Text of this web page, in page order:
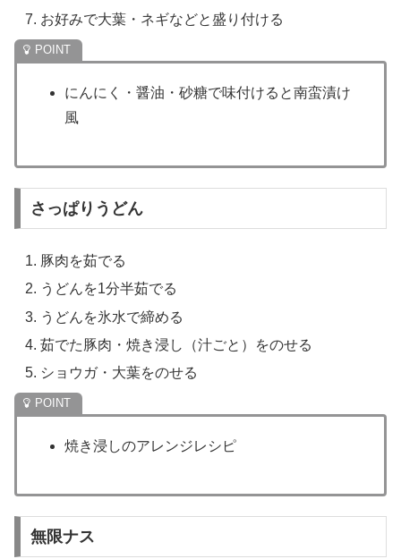
お好みで大葉・ネギなどと盛り付ける
にんにく・醤油・砂糖で味付けると南蛮漬け
風
さっぱりうどん
豚肉を茹でる
うどんを1分半茹でる
うどんを氷水で締める
茹でた豚肉・焼き浸し（汁ごと）をのせる
ショウガ・大葉をのせる
焼き浸しのアレンジレシピ
無限ナス